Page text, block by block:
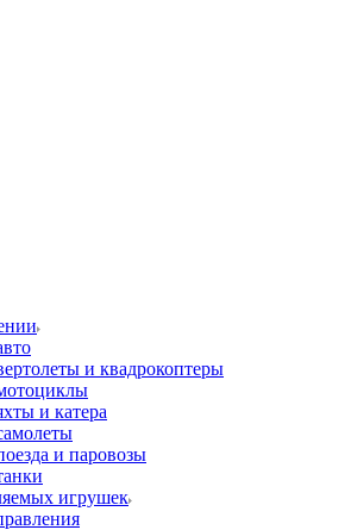
и квадрокоптеры
и катера
и паровозы
игрушек